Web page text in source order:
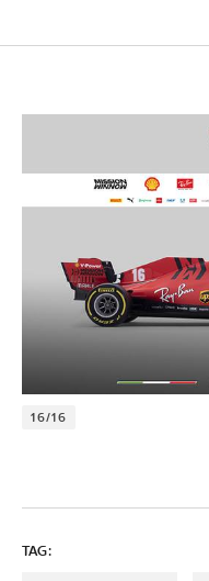
16/16
TAG: